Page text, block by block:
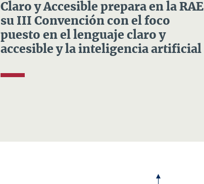
Claro y Accesible prepara en la RAE
su III Convención con el foco
puesto en el lenguaje claro y
accesible y la inteligencia artificial